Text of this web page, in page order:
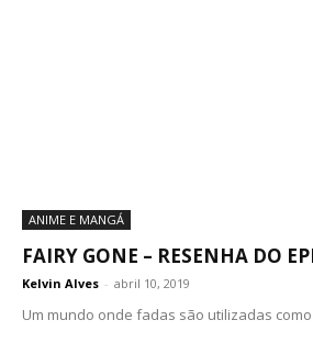
ANIME E MANGÁ
FAIRY GONE – RESENHA DO
Kelvin Alves - abril 10, 2019
Um mundo onde fadas são utilizadas